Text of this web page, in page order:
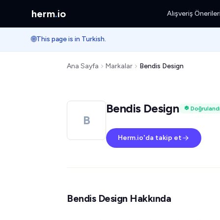
herm.io Alışveriş Önerileri
🌐This page is in Turkish.
Ana Sayfa Markalar Bendis Design
B
Bendis Design Doğrulandı
Herm.io'da takip et
Bendis Design Hakkında